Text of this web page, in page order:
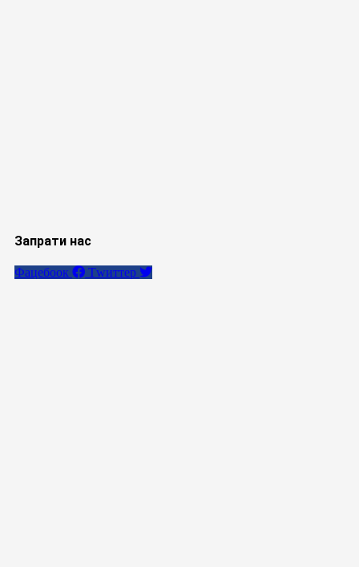
Запрати нас
Фацебоок Тwиттер